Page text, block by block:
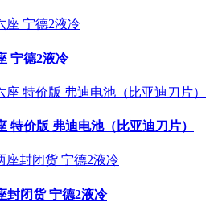
宁德2液冷
特价版 弗迪电池（比亚迪刀片）
封闭货 宁德2液冷